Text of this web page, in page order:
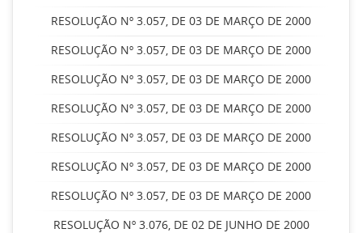
RESOLUÇÃO Nº 3.057, DE 03 DE MARÇO DE 2000
RESOLUÇÃO Nº 3.057, DE 03 DE MARÇO DE 2000
RESOLUÇÃO Nº 3.057, DE 03 DE MARÇO DE 2000
RESOLUÇÃO Nº 3.057, DE 03 DE MARÇO DE 2000
RESOLUÇÃO Nº 3.057, DE 03 DE MARÇO DE 2000
RESOLUÇÃO Nº 3.057, DE 03 DE MARÇO DE 2000
RESOLUÇÃO Nº 3.057, DE 03 DE MARÇO DE 2000
RESOLUÇÃO Nº 3.076, DE 02 DE JUNHO DE 2000